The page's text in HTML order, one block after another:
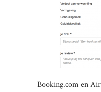
Booking.com en